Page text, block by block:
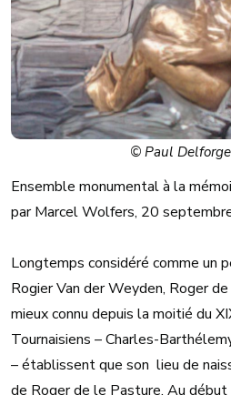
© Paul
Ensemble monumental à la
par Marcel Wolfers, 20
Longtemps considéré comme un
Rogier Van der Weyden, Roger
mieux connu depuis la moitié du
Tournaisiens – Charles-
– établissent que son lieu de
de Roger de le Pasture. Au